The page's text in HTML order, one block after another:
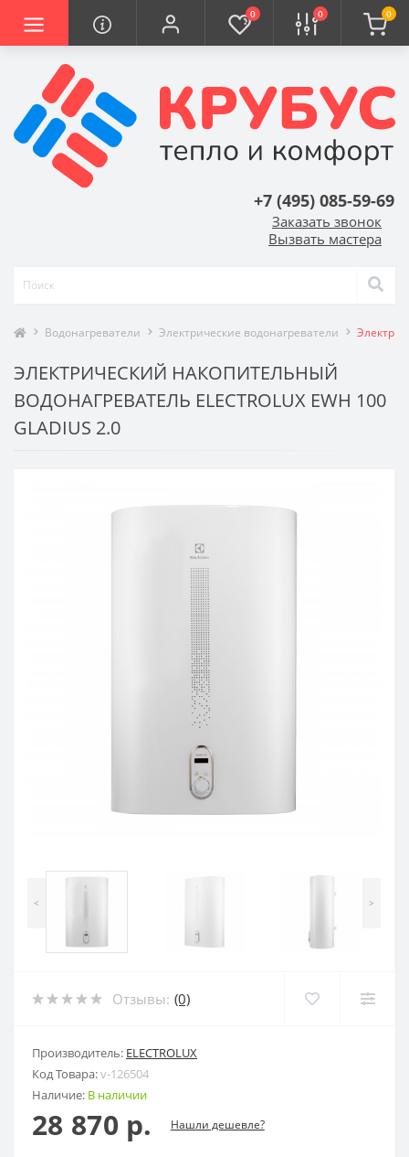
0 0 0
+7 (495) 085-59-69
Заказать звонок
Вызвать мастера
Водонагреватели Электрические водонагреватели
ЭЛЕКТРИЧЕСКИЙ НАКОПИТЕЛЬНЫЙ
ВОДОНАГРЕВАТЕЛЬ ELECTROLUX EWH 100
GLADIUS 2.0
< >
Отзывы: (0)
Производитель: ELECTROLUX
Код Товара:v-126504
Наличие: В наличии
28 870 р. Нашли дешевле?